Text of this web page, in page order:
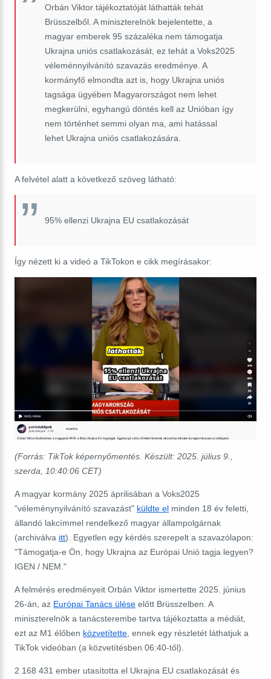
Orbán Viktor tájékoztatóját láthatták tehát
Brüsszelből. A miniszterelnök bejelentette, a
magyar emberek 95 százaléka nem támogatja
Ukrajna uniós csatlakozását, ez tehát a Voks2025
véleménnyilvánító szavazás eredménye. A
kormányfő elmondta azt is, hogy Ukrajna uniós
tagsága ügyében Magyarországot nem lehet
megkerülni, egyhangú döntés kell az Unióban így
nem történhet semmi olyan ma, ami hatással
lehet Ukrajna uniós csatlakozására.
A felvétel alatt a következő szöveg látható:
95% ellenzi Ukrajna EU csatlakozását
Így nézett ki a videó a TikTokon e cikk megírásakor:
(Forrás: TikTok ‎képernyőmentés. Készült: 2025. ‎július ‎9.,
‎szerda, ‏‎10:40:06 CET)
A magyar kormány 2025 áprilisában a Voks2025
"véleménynyilvánító szavazást" küldte el minden 18 év feletti,
állandó lakcímmel rendelkező magyar állampolgárnak
(archiválva itt).
Egyetlen egy kérdés szerepelt a szavazólapon:
"Támogatja-e Ön, hogy Ukrajna az Európai Unió tagja legyen?
IGEN / NEM."
A felmérés eredményeit Orbán Viktor ismertette 2025. június
26-án, az Európai Tanács ülése előtt Brüsszelben. A
miniszterelnök a tanácsterembe tartva tájékoztatta a médiát,
ezt az M1 élőben közvetítette , ennek egy részletét láthatjuk a
TikTok videóban (a közvetítésben 06:40-től).
2 168 431 ember utasította el Ukrajna EU csatlakozását és